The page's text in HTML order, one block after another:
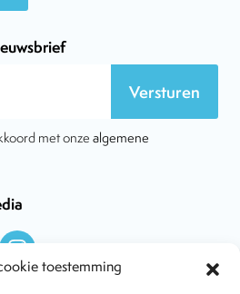
toestemming
Versturen
met onze algemene